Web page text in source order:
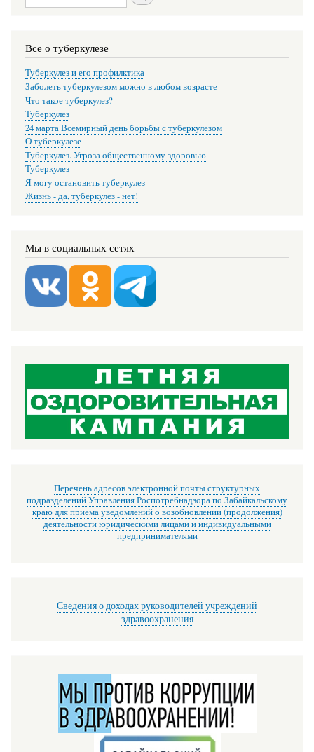
Все о туберкулезе
Туберкулез и его профилктика
Заболеть туберкулезом можно в любом возрасте
Что такое туберкулез?
Туберкулез
24 марта Всемирный день борьбы с туберкулезом
О туберкулезе
Туберкулез. Угроза общественному здоровью
Туберкулез
Я могу остановить туберкулез
Жизнь - да, туберкулез - нет!
Мы в социальных сетях
Перечень адресов электронной почты структурных
подразделений Управления Роспотребнадзора по Забайкальскому
краю для приема уведомлений о возобновлении (продолжения)
деятельности юридическими лицами и индивидуальными
предпринимателями
Сведения о доходах руководителей учреждений
здравоохранения